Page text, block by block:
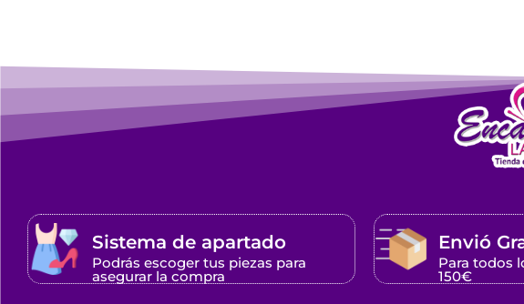
Sistema de apartado
Podrás escoger tus piezas para
asegurar la compra
Envió
Para todos
150€